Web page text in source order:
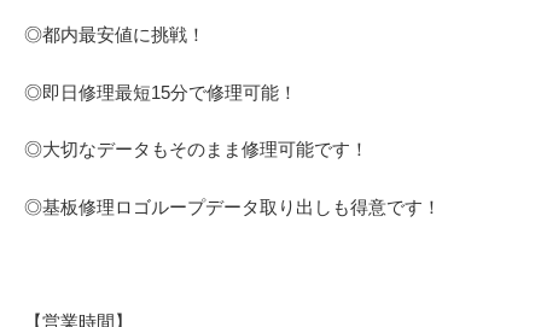
◎都内最安値に挑戦！
◎即日修理最短15分で修理可能！
◎大切なデータもそのまま修理可能です！
◎基板修理ロゴループデータ取り出しも得意です！
【営業時間】